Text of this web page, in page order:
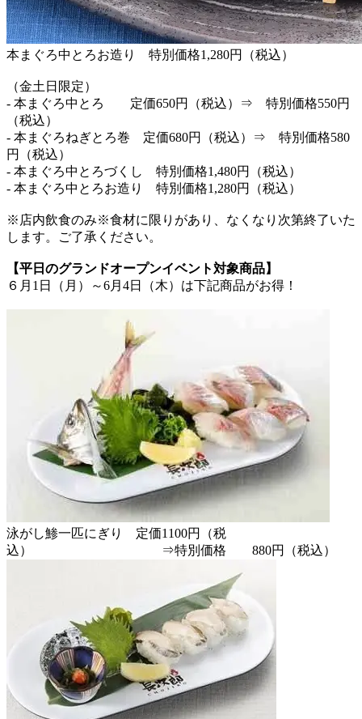
本まぐろ中とろお造り 特別価格1,280円（税込）
（金土日限定）
- 本まぐろ中とろ 定価650円（税込）⇒ 特別価格550円
（税込）
- 本まぐろねぎとろ巻 定価680円（税込）⇒ 特別価格580
円（税込）
- 本まぐろ中とろづくし 特別価格1,480円（税込）
- 本まぐろ中とろお造り 特別価格1,280円（税込）
※店内飲食のみ※食材に限りがあり、なくなり次第終了いた
します。ご了承ください。
【平日のグランドオープンイベント対象商品】
６月1日（月）～6月4日（木）は下記商品がお得！
泳がし鯵一匹にぎり 定価1100円（税
込） ⇒特別価格 880円（税込）